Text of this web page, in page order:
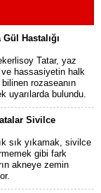
Hastalığı
Tatar, yaz
ve hassasiyetin halk
rozaseanın
uyarılarda bulundu.
Sivilce
sık yıkamak, sivilce
gibi fark
akneye zemin